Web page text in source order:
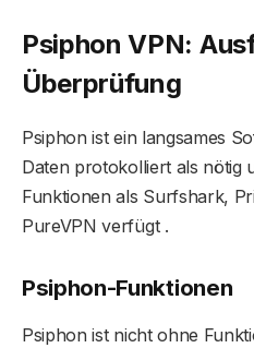
Psiphon VPN:
Überprüfung
Psiphon ist ein langsames
Daten protokolliert als nötig
Funktionen als Surfshark,
PureVPN verfügt .
Psiphon-Funktionen
Psiphon ist nicht ohne